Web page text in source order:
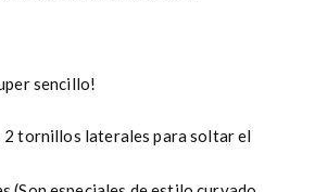
sencillo!
tornillos laterales para soltar el